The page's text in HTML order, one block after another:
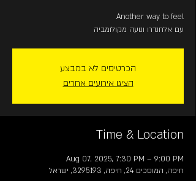
Another way to feel
עם אלחנדרו ונועה מקולומביה
הכרטיסים לא במבצע
הציגו אירועים אחרים
Time & Location
Aug 07, 2025, 7:30 PM – 9:00 PM
חיפה, המוסכים 24, חיפה, 3295193, ישראל